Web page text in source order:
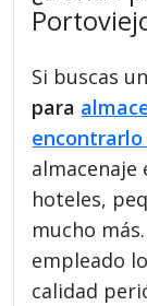
Si buscas
para
almacenaje
hoteles,
mucho
empleado
calidad